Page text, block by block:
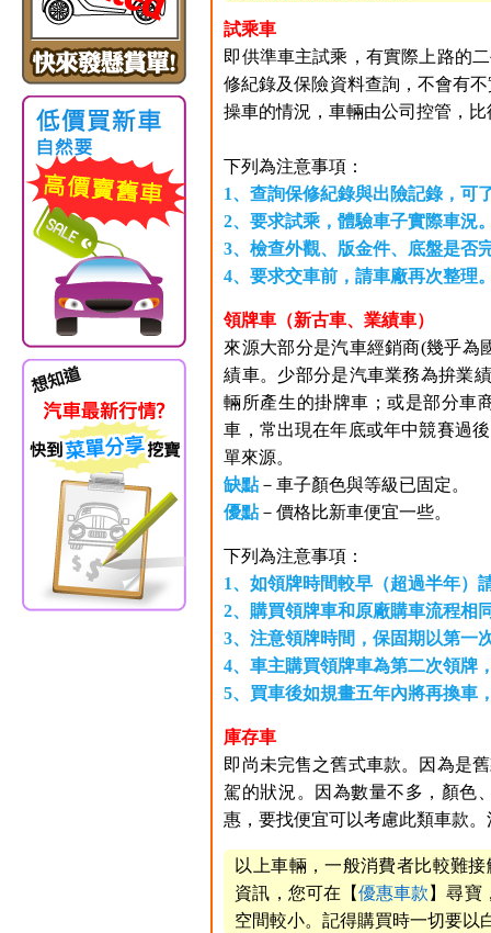
試乘車
即供準車主試乘，有實際上路的
修紀錄及保險資料查詢，不會有
操車的情況，車輛由公司控管，
下列為注意事項：
1、查詢保修紀錄與出險記錄，可
2、要求試乘，體驗車子實際車況
3、檢查外觀、版金件、底盤是否
4、要求交車前，請車廠再次整理
領牌車（新古車、業績車）
來源大部分是汽車經銷商(幾乎為
績車。少部分是汽車業務為拚業
輛所產生的掛牌車；或是部分車
車，常出現在年底或年中競賽過
單來源。
缺點－車子顏色與等級已固定。
優點－價格比新車便宜一些。
下列為注意事項：
1、如領牌時間較早（超過半年）
2、購買領牌車和原廠購車流程相
3、注意領牌時間，保固期以第一
4、車主購買領牌車為第二次領牌
5、買車後如規畫五年內將再換車
庫存車
即尚未完售之舊式車款。因為是
駕的狀況。因為數量不多，顏色
惠，要找便宜可以考慮此類車款
以上車輛，一般消費者比較難
資訊，您可在【優惠車款 】尋寶
空間較小。記得購買時一切要以